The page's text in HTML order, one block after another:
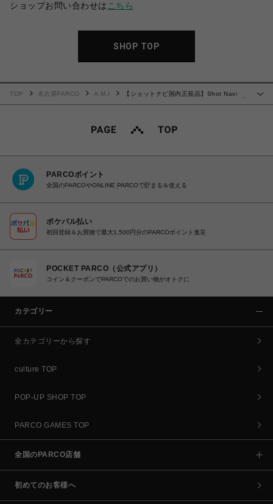
ショップお問い合わせは こちら
SHOP TOP
…
TOP 名古屋PARCO A.M.I
【ショットナビ国内正規品】Shot Navi
PARCOポイント
全国のPARCOやONLINE PARCOで貯まる＆使える
ポケパル払い
初回登録＆お買物で最大1,500円分のPARCOポイント進呈
POCKET PARCO（公式アプリ）
コイン＆クーポンでPARCOでのお買い物がオトクに
カテゴリー
全カテゴリーから探す
culture TOP
POP-UP SHOP TOP
PARCO GAMES TOP
全国のPARCO店舗
初めてのお客様へ